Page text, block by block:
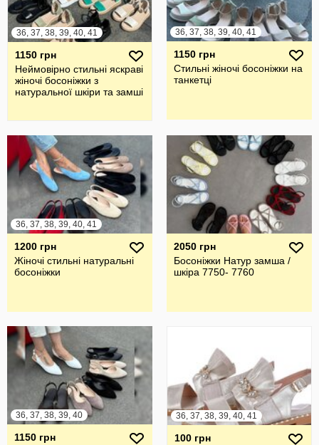
36, 37, 38, 39, 40, 41
1150 грн
Неймовірно стильні яскраві
жіночі босоніжки з
натуральної шкіри та замші
36, 37, 38, 39, 40, 41
1150 грн
Стильні жіночі босоніжки на
танкетці
36, 37, 38, 39, 40, 41
1200 грн
Жіночі стильні натуральні
босоніжки
2050 грн
Босоніжки Натур замша /
шкіра 7750- 7760
36, 37, 38, 39, 40
1150 грн
36, 37, 38, 39, 40, 41
100 грн